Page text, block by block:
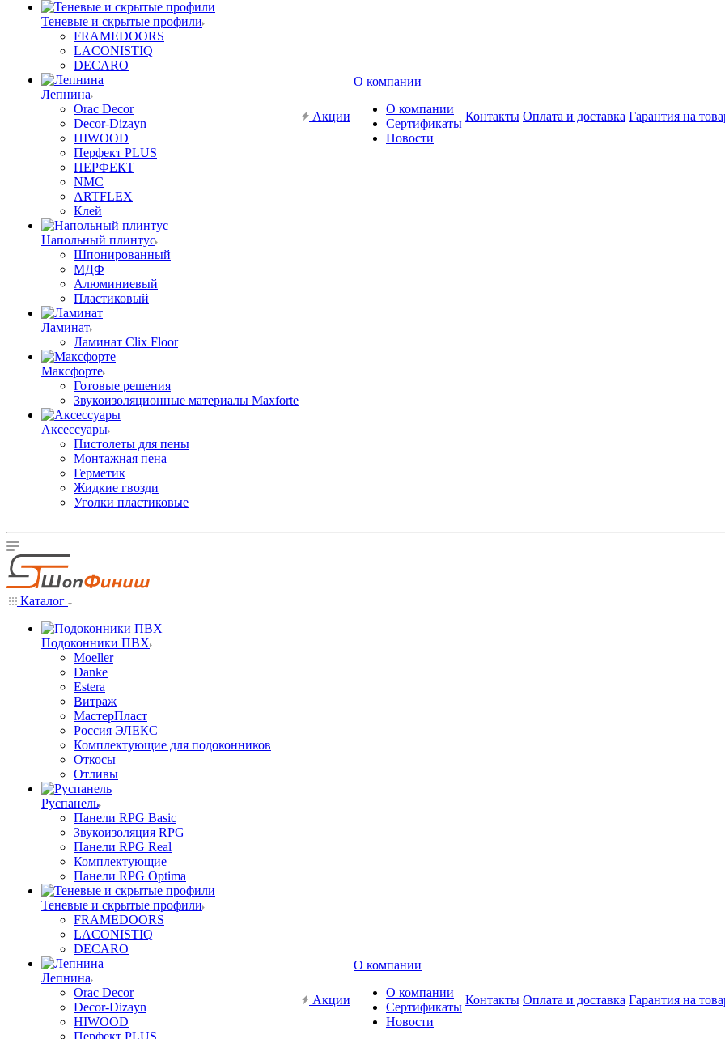
Теневые и скрытые профили
FRAMEDOORS
LACONISTIQ
DECARO
Лепнина
Orac Decor
Decor-Dizayn
HIWOOD
Перфект PLUS
ПЕРФЕКТ
NMC
ARTFLEX
Клей
Напольный плинтус
Шпонированный
МДФ
Алюминиевый
Пластиковый
Ламинат
Ламинат Clix Floor
Максфорте
Готовые решения
Звукоизоляционные материалы Maxforte
Аксессуары
Пистолеты для пены
Монтажная пена
Герметик
Жидкие гвозди
Уголки пластиковые
Акции
О компании
О компании
Сертификаты
Новости
Контакты Оплата и доставка Гарантия на
Каталог
Подоконники ПВХ
Moeller
Danke
Estera
Витраж
МастерПласт
Россия ЭЛЕКС
Комплектующие для подоконников
Откосы
Отливы
Руспанель
Панели RPG Basic
Звукоизоляция RPG
Панели RPG Real
Комплектующие
Панели RPG Optima
Теневые и скрытые профили
FRAMEDOORS
LACONISTIQ
DECARO
Лепнина
Orac Decor
Decor-Dizayn
HIWOOD
Перфект PLUS
Акции
О компании
О компании
Сертификаты
Новости
Контакты Оплата и доставка Гарантия на